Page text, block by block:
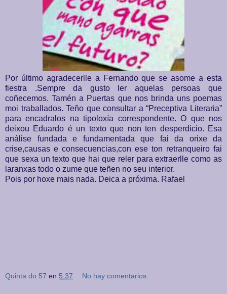
Por último agradecerlle a Fernando que se asome a esta
fiestra .Sempre da gusto ler aquelas persoas que
coñecemos. Tamén a Puertas que nos brinda uns poemas
moi traballados. Teño que consultar a “Preceptiva Literaria”
para encadralos na tipoloxía correspondente. O que nos
deixou Eduardo é un texto que non ten desperdicio. Esa
análise fundada e fundamentada que fai da orixe da
crise,causas e consecuencias,con ese ton retranqueiro fai
que sexa un texto que hai que reler para extraerlle como as
laranxas todo o zume que teñen no seu interior.
Pois por hoxe mais nada. Deica a próxima. Rafael
Quinta do 57 en 5:37 No hay comentarios: